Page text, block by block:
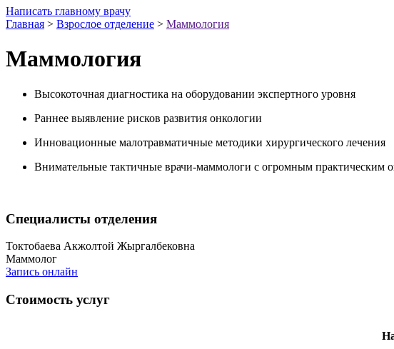
Написать главному врачу
Главная > Взрослое отделение > Маммология
Маммология
Высокоточная диагностика на оборудовании экспертного уровня
Раннее выявление рисков развития онкологии
Инновационные малотравматичные методики хирургического лечения
Внимательные тактичные врачи-маммологи с огромным практическим
Специалисты отделения
Токтобаева Акжолтой Жыргалбековна
Маммолог
Запись онлайн
Стоимость услуг